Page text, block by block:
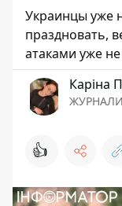
Украинцы уже
праздновать,
атаками уже
Каріна
👍